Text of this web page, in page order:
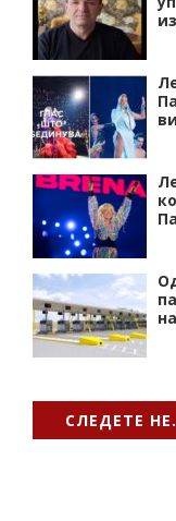
СЛЕДЕТЕ